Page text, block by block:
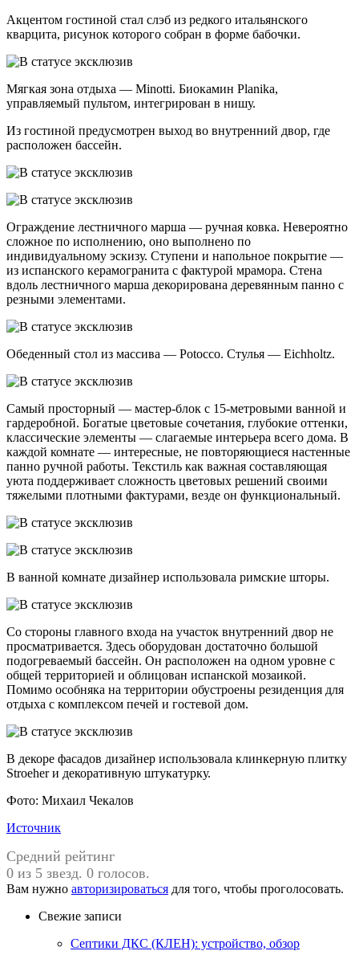
Акцентом гостиной стал слэб из редкого итальянского
кварцита, рисунок которого собран в форме бабочки.
Мягкая зона отдыха — Minotti. Биокамин Planika,
управляемый пультом, интегрирован в нишу.
Из гостиной предусмотрен выход во внутренний двор, где
расположен бассейн.
Ограждение лестничного марша — ручная ковка. Невероятно
сложное по исполнению, оно выполнено по
индивидуальному эскизу. Ступени и напольное покрытие —
из испанского керамогранита с фактурой мрамора. Стена
вдоль лестничного марша декорирована деревянным панно с
резными элементами.
Обеденный стол из массива — Potocco. Стулья — Eichholtz.
Самый просторный — мастер-блок с 15-метровыми ванной и
гардеробной. Богатые цветовые сочетания, глубокие оттенки,
классические элементы — слагаемые интерьера всего дома. В
каждой комнате — интересные, не повторяющиеся настенные
панно ручной работы. Текстиль как важная составляющая
уюта поддерживает сложность цветовых решений своими
тяжелыми плотными фактурами, везде он функциональный.
В ванной комнате дизайнер использовала римские шторы.
Со стороны главного входа на участок внутренний двор не
просматривается. Здесь оборудован достаточно большой
подогреваемый бассейн. Он расположен на одном уровне с
общей территорией и облицован испанской мозаикой.
Помимо особняка на территории обустроены резиденция для
отдыха с комплексом печей и гостевой дом.
В декоре фасадов дизайнер использовала клинкерную плитку
Stroeher и декоративную штукатурку.
Фото: Михаил Чекалов
Источник
Средний рейтинг
0 из 5 звезд. 0 голосов.
Вам нужно авторизироваться для того, чтобы проголосовать.
Свежие записи
Септики ДКС (КЛЕН): устройство, обзор